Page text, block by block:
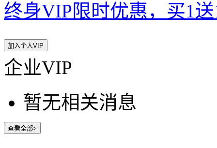
终身VIP限时优惠，买1
加入个人VIP
企业VIP
暂无相关消息
查看全部>